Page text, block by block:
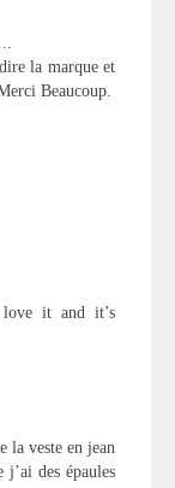
la marque et
Beaucoup.
it and it’s
la veste en jean
des épaules